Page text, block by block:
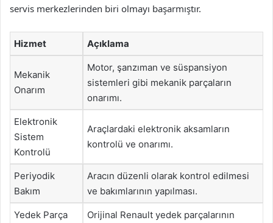
servis merkezlerinden biri olmayı başarmıştır.
Hizmet Açıklama
Mekanik
Onarım
Motor, şanzıman ve süspansiyon
sistemleri gibi mekanik parçaların
onarımı.
Elektronik
Sistem
Kontrolü
Araçlardaki elektronik aksamların
kontrolü ve onarımı.
Periyodik
Bakım
Aracın düzenli olarak kontrol edilmesi
ve bakımlarının yapılması.
Yedek Parça
Orijinal Renault yedek parçalarının